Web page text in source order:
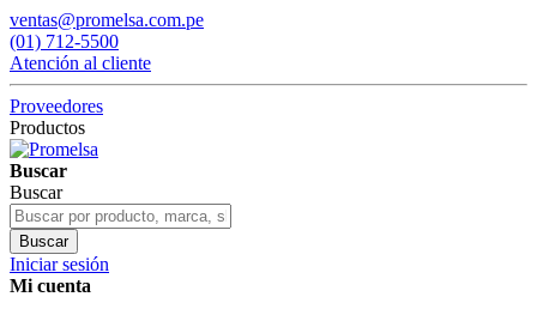
ventas@promelsa.com.pe
(01) 712-5500
Atención al cliente
Proveedores
Productos
Buscar
Buscar
Buscar
Iniciar sesión
Mi cuenta